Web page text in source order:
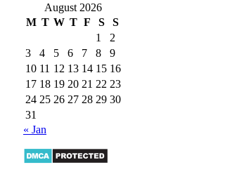
August 2026
M T W T F S
S
1
2
3
4 5 6 7 8
9
10 11 12 13 14 15 16
17 18 19 20 21 22 23
24 25 26 27 28 29 30
31
« Jan